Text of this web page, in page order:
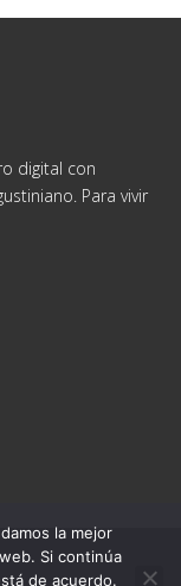
digital con
Para vivir
la mejor
Si continúa
de acuerdo.